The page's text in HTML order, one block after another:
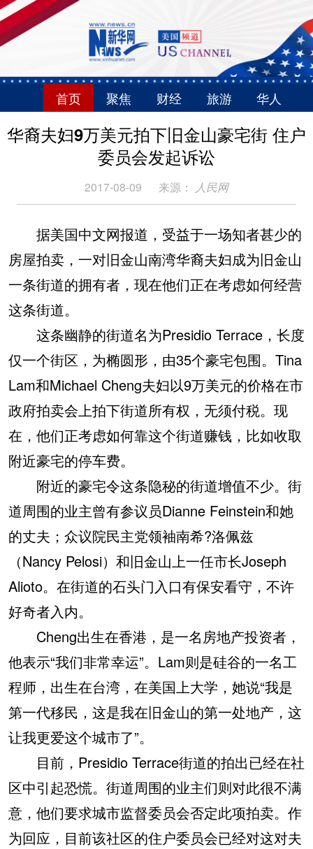
首页 聚焦 财经 旅游 华人
华裔夫妇9万美元拍下旧金山豪宅街 住户
委员会发起诉讼
2017-08-09 来源： 人民网
据美国中文网报道，受益于一场知者甚少的
房屋拍卖，一对旧金山南湾华裔夫妇成为旧金山
一条街道的拥有者，现在他们正在考虑如何经营
这条街道。
这条幽静的街道名为Presidio Terrace，长度
仅一个街区，为椭圆形，由35个豪宅包围。Tina
Lam和Michael Cheng夫妇以9万美元的价格在市
政府拍卖会上拍下街道所有权，无须付税。现
在，他们正考虑如何靠这个街道赚钱，比如收取
附近豪宅的停车费。
附近的豪宅令这条隐秘的街道增值不少。街
道周围的业主曾有参议员Dianne Feinstein和她
的丈夫；众议院民主党领袖南希?洛佩兹
（Nancy Pelosi）和旧金山上一任市长Joseph
Alioto。在街道的石头门入口有保安看守，不许
好奇者入内。
Cheng出生在香港，是一名房地产投资者，
他表示“我们非常幸运”。Lam则是硅谷的一名工
程师，出生在台湾，在美国上大学，她说“我是
第一代移民，这是我在旧金山的第一处地产，这
让我更爱这个城市了”。
目前，Presidio Terrace街道的拍出已经在社
区中引起恐慌。街道周围的业主们则对此很不满
意，他们要求城市监督委员会否定此项拍卖。作
为回应，目前该社区的住户委员会已经对这对夫